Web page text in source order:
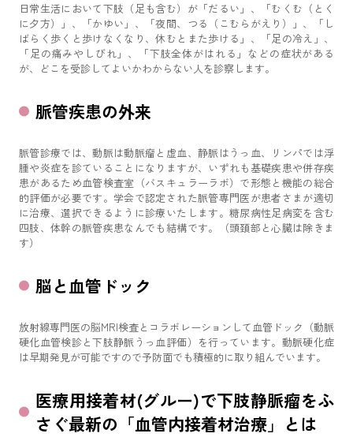
日常生活において下肢（足も含む）が「だるい」、「むくむ（とく
に夕方）」、「かゆい」、「夜間、つる（こむらがえり）」、「し
ばらく歩くと歩けなくなり、休むとまた歩ける」、「足の冷え」、
「足の痛みやしびれ」、「下肢全体がはれる」などの症状がある
が、どこを受診してよいかわからない人を診察します。
脈管疾患の外来
脈管診療では、動脈は動脈瘤と虚血、静脈はうっ血、リンパでは浮
腫や炎症を診ていることになりますが、いずれも基礎疾患や併存疾
患があるため血管検査室（バスキュラーラボ）で形態と機能の総合
的評価が必要です。学会で認定された脈管専門医が患者さまが適切
に治療、選択できるように診療いたします。糖尿病性足病変を含む
四肢、体幹の脈管疾患なんでも結構です。（頭頚部と心臓は除きま
す）
脳と血管ドック
放射線専門医の脳MRI検査とコラボレーションして血管ドック（動脈
硬化血管検診と下肢静脈うっ血評価）を行っています。動脈硬化症
は早期発見が可能ですので予防面でも積極的に取り組んでいます。
医療用接着材(グルー)で下肢静脈瘤をふ
さぐ最新の「血管内接着材治療」とは